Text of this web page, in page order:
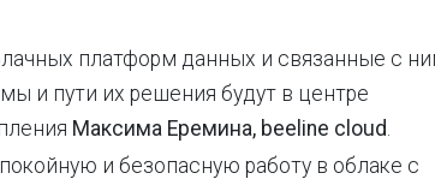
платформ данных и связанные с
и пути их решения будут в центре
Максима Еремина, beeline cloud.
и безопасную работу в облаке с